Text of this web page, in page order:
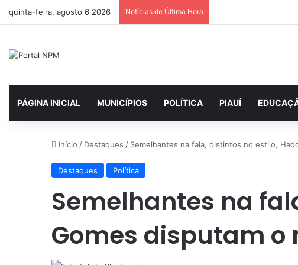
quinta-feira, agosto 6 2026 Notícias de Última Hora
PÁGINA INICIAL MUNICÍPIOS POLÍTICA PIAUÍ
Início / Destaques / Semelhantes na fala, distintos no estilo,
Destaques Política
Semelhantes na
Gomes disputam